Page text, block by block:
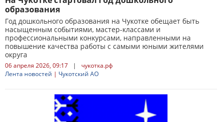
образования
Год дошкольного образования на Чукотке обещает быть
насыщенным событиями, мастер-классами и
профессиональными конкурсами, направленными на
повышение качества работы с самыми юными жителями
округа
06 апреля 2026, 09:17 |
чукотка.рф
Лента новостей | Чукотский АО